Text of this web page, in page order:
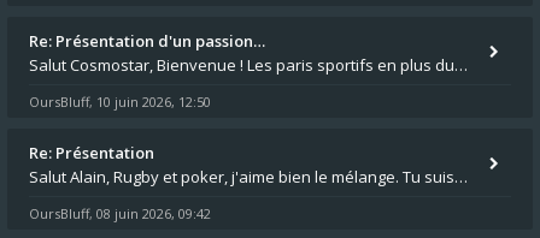
Re: Présentation d'un passion…
Salut Cosmostar, Bienvenue ! Les paris sportifs en plus du poker, c'est ce que je fais aussi. Surtout la NBA, je mise su
OursBluff, 10 juin 2026, 12:50
Re: Présentation
Salut Alain, Rugby et poker, j'aime bien le mélange. Tu suis le rugby du coin ? Moi j'essaie d'aller voir des matchs de
OursBluff, 08 juin 2026, 09:42